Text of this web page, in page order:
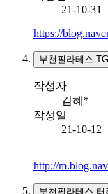
21-10-31
https://
부천필라테스
작성자
김혜*
작성일
21-10-12
http://
부천필라테스